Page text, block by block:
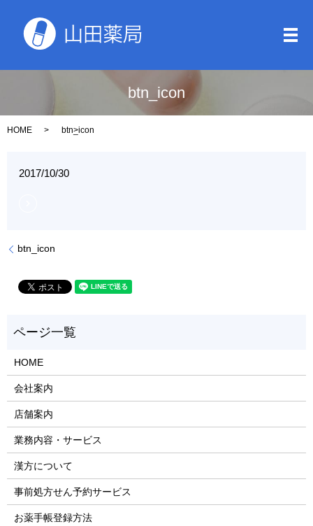
メ
btn_icon
HOME btn_icon
2017/10/30
btn_icon
HOME
会社案内
店舗案内
業務内容・サービス
漢方について
事前処方せん予約サービス
お薬手帳登録方法